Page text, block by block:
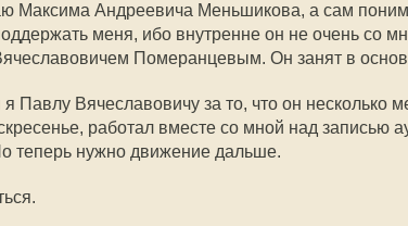
Максима Андреевича Меньшикова, а сам
меня, ибо внутренне он не очень со
Померанцевым. Он занят в
я Павлу Вячеславовичу за то, что он несколько
работал вместе со мной над записью
теперь нужно движение дальше.